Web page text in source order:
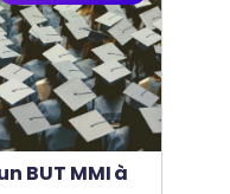
BUT MMI à